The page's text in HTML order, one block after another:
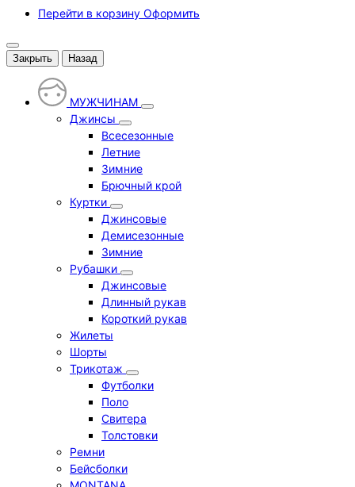
Перейти в корзину Оформить
Закрыть Назад
МУЖЧИНАМ
Джинсы
Всесезонные
Летние
Зимние
Брючный крой
Куртки
Джинсовые
Демисезонные
Зимние
Рубашки
Джинсовые
Длинный рукав
Короткий рукав
Жилеты
Шорты
Трикотаж
Футболки
Поло
Свитера
Толстовки
Ремни
Бейсболки